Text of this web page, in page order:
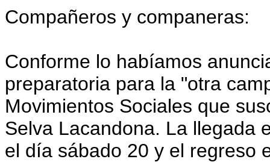
Compañeros y companeras:
Conforme lo habíamos
preparatoria para la "otra
Movimientos Sociales que
Selva Lacandona. La llegada
el día sábado 20 y el regreso